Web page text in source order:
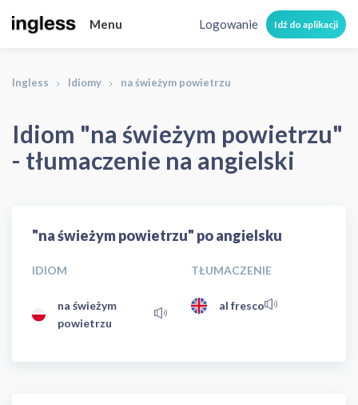
Menu Logowanie Idź do aplikacji
Ingless Idiomy na świeżym powietrzu
Idiom "na świeżym powietrzu"
- tłumaczenie na angielski
"na świeżym powietrzu" po angielsku
IDIOM TŁUMACZENIE
na świeżym
powietrzu
al fresco